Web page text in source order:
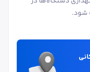
شود.